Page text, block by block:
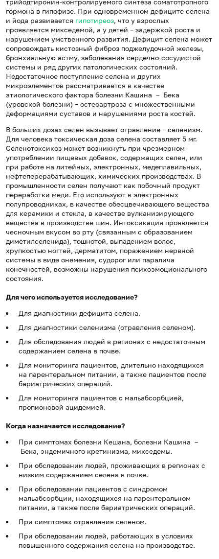
трийодтиронин-контролируемого синтеза соматотропного
гормона в гипофизе. При одновременном дефиците селена
и йода развивается гипотиреоз, что у взрослых
проявляется микседемой, а у детей – задержкой роста и
нарушением умственного развития. Дефицит селена может
сопровождать кистозный фиброз поджелудочной железы,
бронхиальную астму, заболевания сердечно-сосудистой
системы и ряд других патологических состояний.
Недостаточное поступление селена и других
микроэлементов рассматривается в качестве
этиологического фактора болезни Кашина – Бека
(уровской болезни) – остеоартроза с множественными
деформациями суставов и нарушениями роста костей.
В больших дозах селен вызывает отравление – селенизм.
Для человека токсическая доза селена составляет 5 мг.
Селенотоксикоз может возникнуть при чрезмерном
употреблении пищевых добавок, содержащих селен, или
при работе на литейных, электронных, медеплавильных,
нефтеперерабатывающих, химических производствах. В
промышленности селен получают как побочный продукт
переработки меди. Его используют в электронных
полупроводниках, в качестве обесцвечивающего вещества
для керамики и стекла, в качестве вулканизирующего
вещества в производстве шин. Интоксикация проявляется
чесночным вкусом во рту (связанным с образованием
диметилселенида), тошнотой, выпадением волос,
хрупкостью ногтей, дерматитом, поражением нервной
системы в виде онемения, судорог или паралича
конечностей, возможны нарушения психоэмоционального
состояния.
Для чего используется исследование?
Для диагностики дефицита селена.
Для диагностики селенизма (отравления селеном).
Для обследования людей в регионах с недостаточным
содержанием селена в почве.
Для мониторинга пациентов, длительно находящихся
на парентеральном питании, а также пациентов после
бариатрических операций.
Для мониторинга пациентов с мальабсорбцией,
пропионовой ацидемией.
Когда назначается исследование?
При симптомах болезни Кешана, болезни Кашина –
Бека, эндемичного кретинизма, микседемы.
При обследовании людей, проживающих в регионах с
низким содержанием селена в почве.
При обследовании пациентов с синдромом
мальабсорбции, находящихся на парентеральном
питании, а также после бариатрических операций.
При симптомах отравления селеном.
При обследовании людей, работающих в условиях
повышенного содержания селена на производстве.